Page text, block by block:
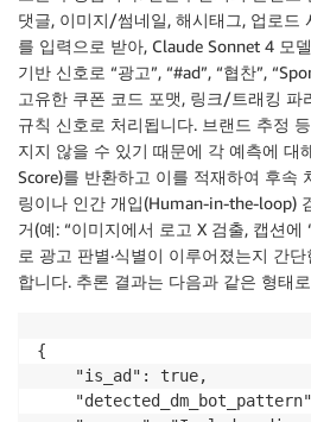
댓글, 이미지/썸네일, 해시태그, 업로드
를 입력으로 받아, Claude Sonnet 4 모
기반 신호로 “광고”, “#ad”, “협찬”,
고유한 쿠폰 코드 포맷, 링크/트래킹 파
규칙 신호로 처리됩니다. 브랜드 추정
지지 않을 수 있기 때문에 각 예측에 대
Score)를 반환하고 이를 적재하여 후속
링이나 인간 개입(Human-in-the-loop)
거(예: “이미지에서 로고 X 검출, 캡션에
로 광고 판별·식별이 이루어졌는지 간
합니다. 추론 결과는 다음과 같은 형태
{
    "is_ad": true,